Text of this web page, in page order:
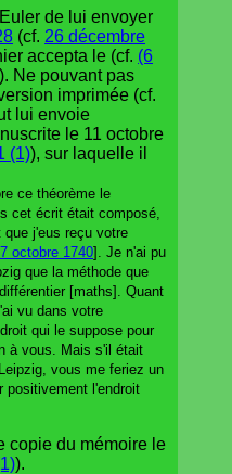
de lui envoyer
(cf. 26 décembre
accepta le (cf. (6
). Ne pouvant pas
imprimée (cf.
lui envoie
le 11 octobre
(1)), sur laquelle il
ce théorème le
cet écrit était composé,
j'eus reçu votre
octobre 1740]. Je n'ai pu
que la méthode que
[maths]. Quant
vu dans votre
qui le suppose pour
à vous. Mais s'il était
vous me feriez un
positivement l'endroit
copie du mémoire le
).